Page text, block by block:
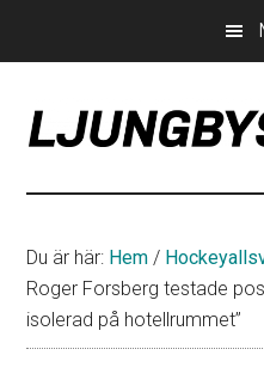
primära
sidofältet
om
Troja
Ljungby
Du är här: Hem /
Roger Forsberg testade
isolerad på hotellrummet”